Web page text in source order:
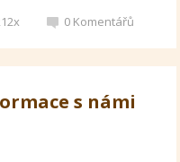
0 Komentářů
s námi